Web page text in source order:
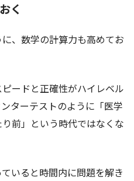
く
、数学の計算力も高めてお
ードと正確性がハイレベル
ターテストのように「医学
前」という時代ではなくな
いると時間内に問題を解き